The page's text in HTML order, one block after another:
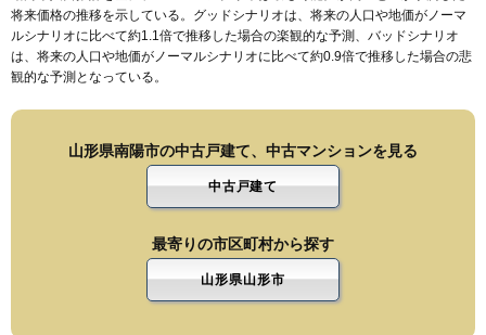
将来価格の推移を示している。グッドシナリオは、将来の人口や地価がノーマ
ルシナリオに比べて約1.1倍で推移した場合の楽観的な予測、バッドシナリオ
は、将来の人口や地価がノーマルシナリオに比べて約0.9倍で推移した場合の悲
観的な予測となっている。
山形県南陽市の中古戸建て、中古マンションを見る
中古戸建て
最寄りの市区町村から探す
山形県山形市